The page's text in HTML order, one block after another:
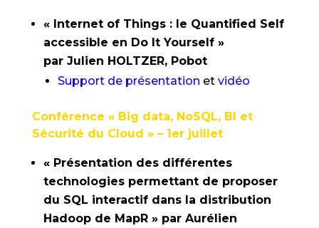
« Internet of Things : le Quantified Self
accessible en Do It Yourself »
par Julien HOLTZER, Pobot
Support de présentation et vidéo
Conférence « Big data, NoSQL, BI et
Sécurité du Cloud » – 1er juillet
« Présentation des différentes
technologies permettant de proposer
du SQL interactif dans la distribution
Hadoop de MapR » par Aurélien